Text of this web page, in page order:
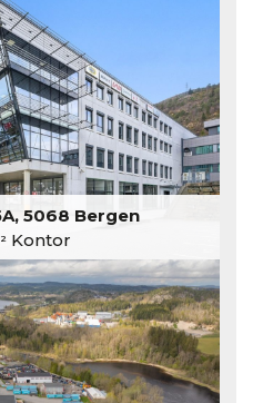
5068 Bergen
Kontor